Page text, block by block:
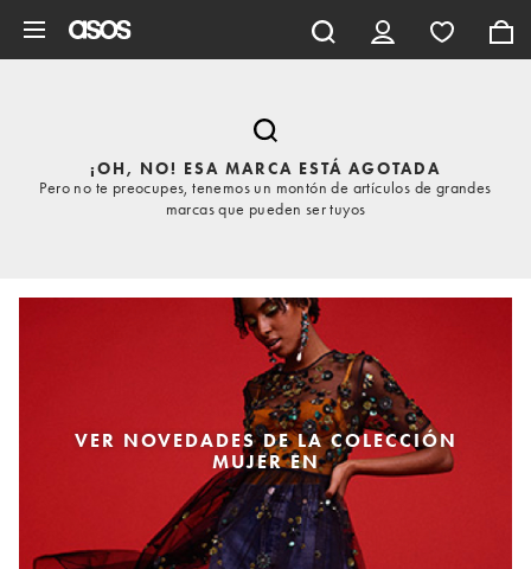
¡OH, NO! ESA MARCA ESTÁ AGOTADA
Pero no te preocupes, tenemos un montón de artículos de grandes
marcas que pueden ser tuyos
VER NOVEDADES DE LA COLECCIÓN
MUJER EN